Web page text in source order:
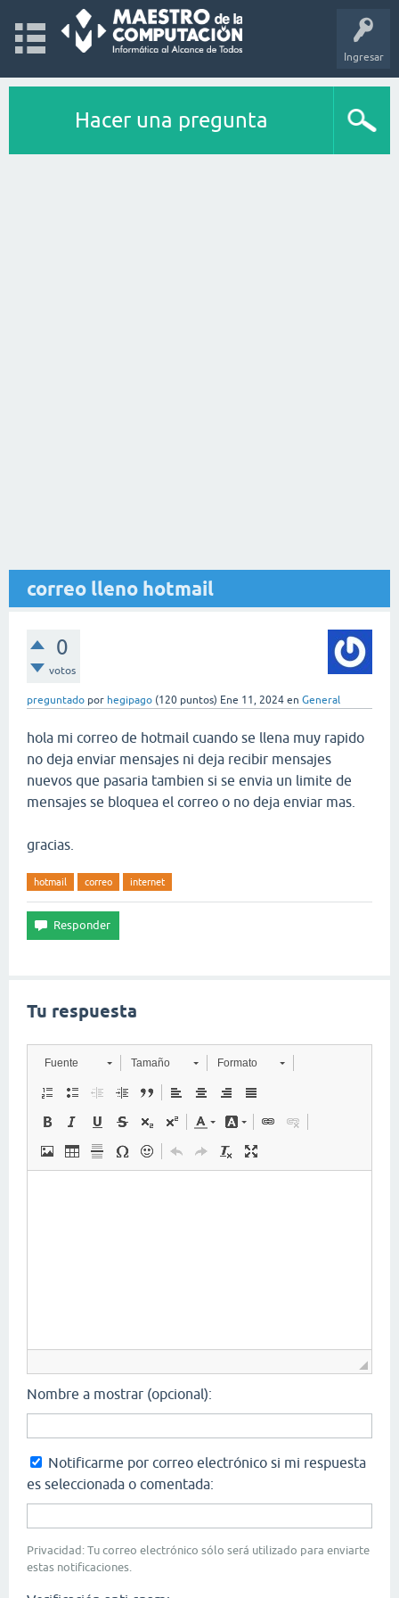
Ingresar
Hacer una pregunta
correo lleno hotmail
0
votos
preguntado por hegipago (120 puntos) Ene 11, 2024 en General
hola mi correo de hotmail cuando se llena muy rapido
no deja enviar mensajes ni deja recibir mensajes
nuevos que pasaria tambien si se envia un limite de
mensajes se bloquea el correo o no deja enviar mas.
gracias.
hotmail correo internet
Tu respuesta
Fuente Tamaño Formato
Nombre a mostrar (opcional):
Notificarme por correo electrónico si mi respuesta
es seleccionada o comentada:
Privacidad: Tu correo electrónico sólo será utilizado para enviarte
estas notificaciones.